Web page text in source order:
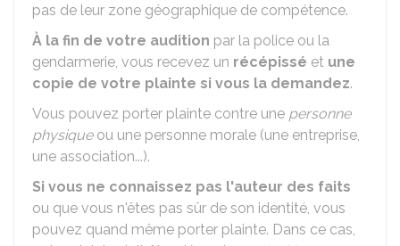
pas de leur zone géographique de compétence.
À la fin de votre audition par la police ou la
gendarmerie, vous recevez un récépissé et une
copie de votre plainte si vous la demandez.
Vous pouvez porter plainte contre une personne
physiqueou une personne morale (une entreprise,
une association...).
Si vous ne connaissez pas l'auteur des faits
ou que vous n'êtes pas sûr de son identité, vous
pouvez quand même porter plainte. Dans ce cas,